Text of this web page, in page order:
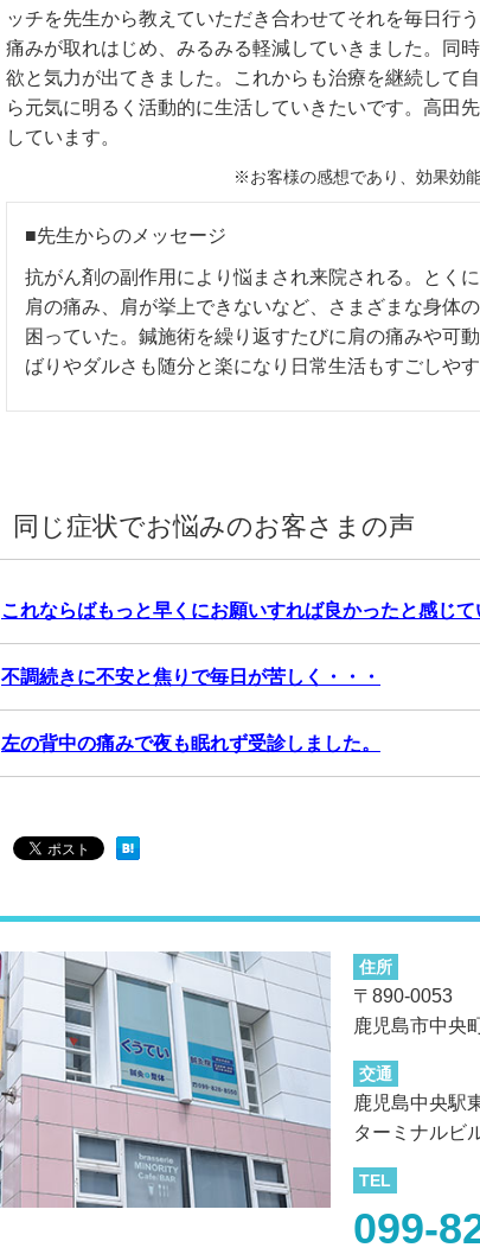
ッチを先生から教えていただき合わせてそれを毎日行
痛みが取れはじめ、みるみる軽減していきました。同
欲と気力が出てきました。これからも治療を継続して
ら元気に明るく活動的に生活していきたいです。高田
しています。
※お客様の感想であり、効果効
■先生からのメッセージ
抗がん剤の副作用により悩まされ来院される。とく
肩の痛み、肩が挙上できないなど、さまざまな身体
困っていた。鍼施術を繰り返すたびに肩の痛みや可
ばりやダルさも随分と楽になり日常生活もすごしや
同じ症状でお悩みのお客さまの声
これならばもっと早くにお願いすれば良かったと感じ
不調続きに不安と焦りで毎日が苦しく・・・
左の背中の痛みで夜も眠れず受診しました。
住所
〒890-0053
鹿児島市中央
交通
鹿児島中央駅
ターミナルビ
TEL
099-